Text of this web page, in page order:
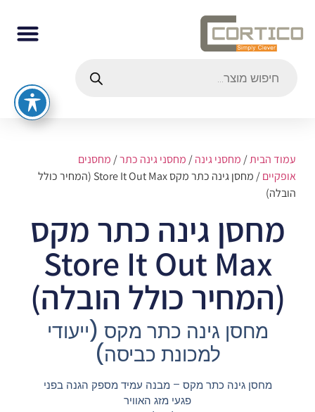
עמוד הבית/מחסני גינה/מחסני גינה כתר/מחסנים
אופקיים
/ מחסן גינה כתר מקס Store It Out Max (המחיר כולל
הובלה)
מחסן גינה כתר מקס
Store It Out Max
(המחיר כולל הובלה)
מחסן גינה כתר מקס (ייעודי
למכונת כביסה)
מחסן גינה כתר מקס – מבנה עמיד מספק הגנה בפני
פגעי מזג האוויר